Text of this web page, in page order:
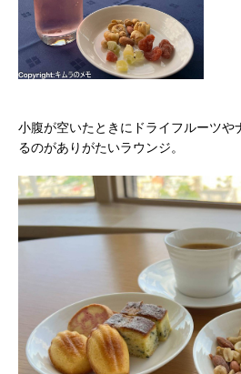
小腹が空いたときにドライフルーツや
るのがありがたいラウンジ。